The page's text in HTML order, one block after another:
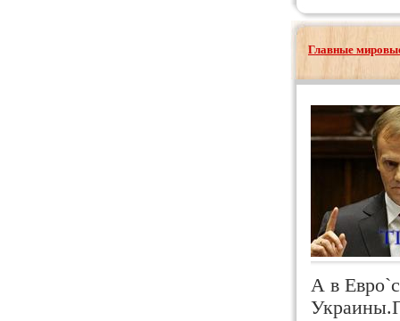
Главные
А в